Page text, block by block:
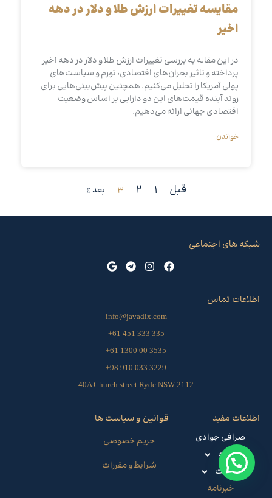
مقایسه تغییرات ارزش طلا و دلار در دهه
اخیر
در این مقاله به بررسی تغییرات ارزش طلا و دلار در دهه اخیر
پرداخته و تاثیر بحران‌های اقتصادی، تورم و سیاست‌های
پولی آمریکا را تحلیل می‌کنیم. همچنین پیش‌بینی‌هایی برای
روند آینده قیمت‌های این دو دارایی بر اساس وضعیت
اقتصادی جهانی ارائه می‌دهیم.
خواندن
قبل 1
2
3 بعد »
اطلاعات مفید
صرافی جوادی
حواله
خدمات
خبرنامه
قوانین و سیاست ها
حریم خصوصی
شرایط و مقررات
اطلاعات تماس
info@javadix.com
335 333 451 61+
3535 00 1300 61+
3229 033 910 98+
40A Church street Ryde NSW 2112
شبکه های اجتماعی